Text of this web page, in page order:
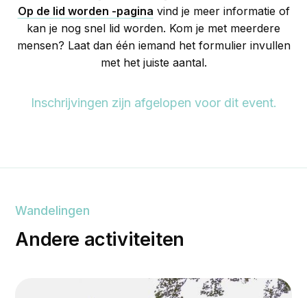
Op de lid worden -pagina vind je meer informatie of
kan je nog snel lid worden. Kom je met meerdere
mensen? Laat dan één iemand het formulier invullen
met het juiste aantal.
Inschrijvingen zijn afgelopen voor dit event.
Wandelingen
Andere activiteiten